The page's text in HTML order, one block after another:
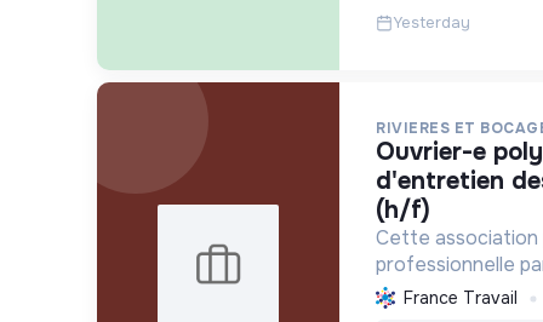
Yesterday
RIVIERES ET
ouvrier-e polyvalent-e
d'entretien
(h/f)
Cette
professionnelle
l'entretien
France Travail